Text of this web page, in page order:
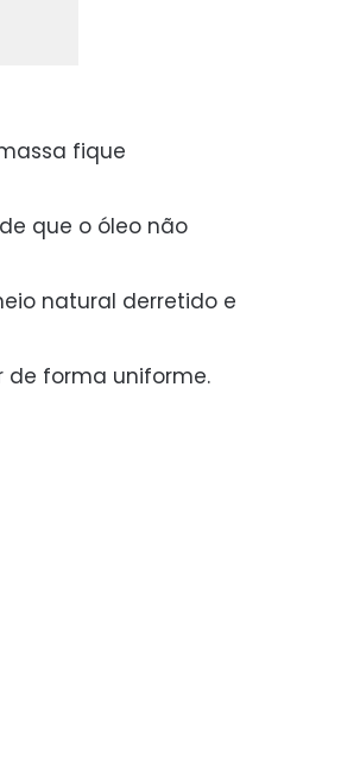
fique
que o óleo não
natural derretido e
de forma uniforme.